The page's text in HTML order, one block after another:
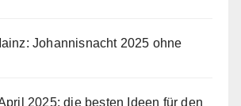
Johannisnacht 2025 ohne
2025: die besten Ideen für den